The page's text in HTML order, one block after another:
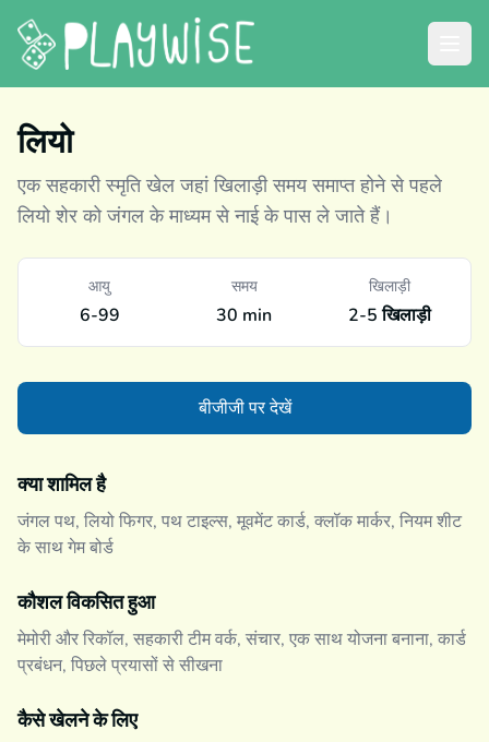
लियो
एक सहकारी स्मृति खेल जहां खिलाड़ी समय समाप्त होने से पहले
लियो शेर को जंगल के माध्यम से नाई के पास ले जाते हैं।
आयु
6-99
समय
30 min
खिलाड़ी
2-5 खिलाड़ी
बीजीजी पर देखें
क्या शामिल है
जंगल पथ, लियो फिगर, पथ टाइल्स, मूवमेंट कार्ड, क्लॉक मार्कर, नियम शीट
के साथ गेम बोर्ड
कौशल विकसित हुआ
मेमोरी और रिकॉल, सहकारी टीम वर्क, संचार, एक साथ योजना बनाना, कार्ड
प्रबंधन, पिछले प्रयासों से सीखना
कैसे खेलने के लिए